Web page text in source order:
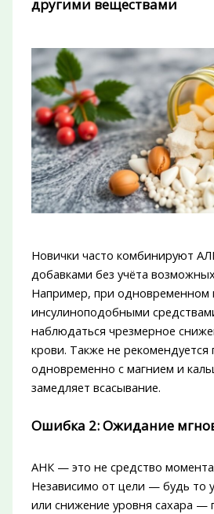
другими веществами
Новички часто комбинируют
добавками без учёта
Например, при одновременном
инсулиноподобными
наблюдаться чрезмерное
крови. Также не рекомендуется
одновременно с магнием и
замедляет всасывание.
Ошибка 2: Ожидание
АНК — это не средство
Независимо от цели — будь то
или снижение уровня сахара —